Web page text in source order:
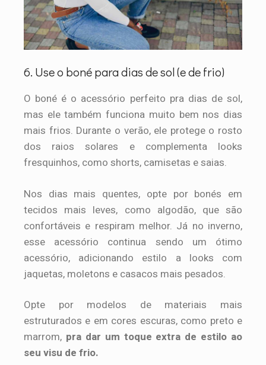
6. Use o boné para dias de sol (e de frio)
O boné é o acessório perfeito pra dias de sol,
mas ele também funciona muito bem nos dias
mais frios. Durante o verão, ele protege o rosto
dos raios solares e complementa looks
fresquinhos, como shorts, camisetas e saias.
Nos dias mais quentes, opte por bonés em
tecidos mais leves, como algodão, que são
confortáveis e respiram melhor. Já no inverno,
esse acessório continua sendo um ótimo
acessório, adicionando estilo a looks com
jaquetas, moletons e casacos mais pesados.
Opte por modelos de materiais mais
estruturados e em cores escuras, como preto e
marrom, pra dar um toque extra de estilo ao
seu visu de frio.